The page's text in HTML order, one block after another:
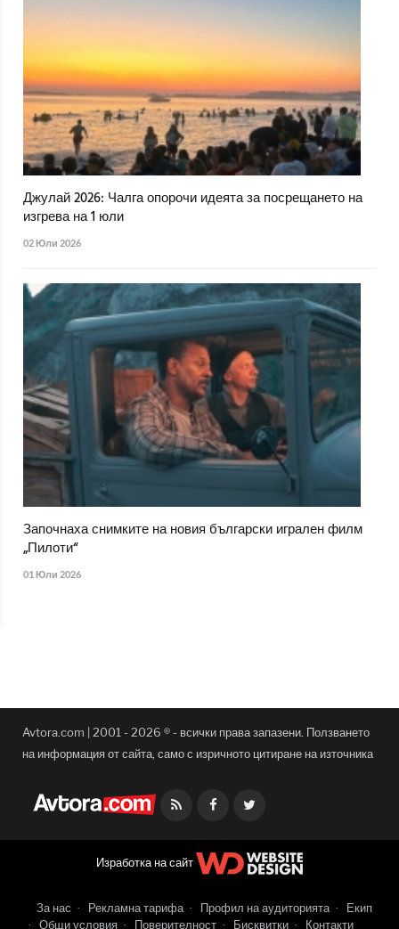
Джулай 2026: Чалга опорочи идеята за посрещането на
изгрева на 1 юли
02 Юли 2026
Започнаха снимките на новия български игрален филм
„Пилоти“
01 Юли 2026
Avtora.com | 2001 - 2026 ® - всички права запазени. Ползването
на информация от сайта, само с изричното цитиране на източника
Facebook
Изработка на сайт
За нас Рекламна тарифа Профил на аудиторията
Екип
Общи условия
Поверителност Бисквитки Контакти